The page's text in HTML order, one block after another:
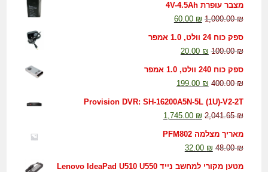
מצבר עופרת 4V-4.5Ah
1,000.00₪
60.00 ₪
ספק כוח 24 וולט, 1.0 אמפר
100.00₪
20.00 ₪
ספק כוח 240 וולט, 1.0 אמפר
400.00₪
199.00 ₪
Provision DVR: SH-16200A5N-5L (1U)-V2-2T
2,041.65₪
1,745.00 ₪
מאריך מצלמה PFM802
48.00₪
32.00 ₪
מטען מקורי למחשב נייד Lenovo IdeaPad U510 U550